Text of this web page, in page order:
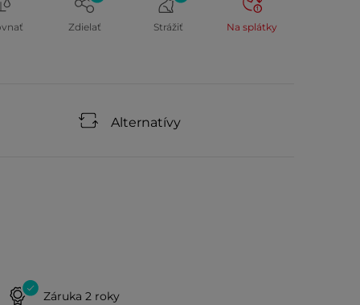
Zdielať Strážiť Na splátky
Alternatívy
Záruka 2 roky